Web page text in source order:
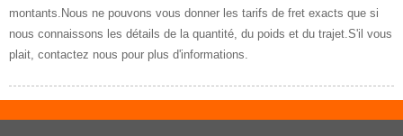
montants.Nous ne pouvons vous donner les tarifs de fret exacts que si
nous connaissons les détails de la quantité, du poids et du trajet.S'il vous
plait, contactez nous pour plus d'informations.